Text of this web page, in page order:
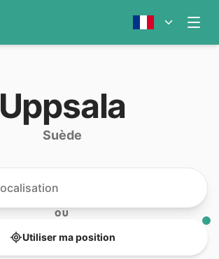
Uppsala
Suède
OU
Utiliser ma position